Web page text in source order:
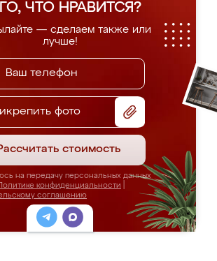
ЧТО НРАВИТСЯ?
— сделаем также или
лучше!
фото
стоимость
на передачу персональных данных
конфиденциальности
соглашению